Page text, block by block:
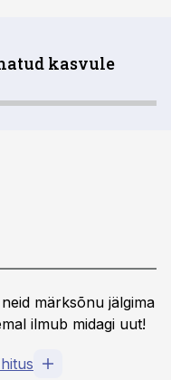
kasvule
märksõnu jälgima
ilmub midagi uut!